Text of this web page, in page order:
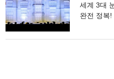
세계 3대
완전 정복!